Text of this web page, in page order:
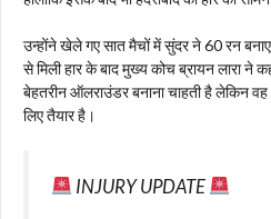
उन्होंने खेले गए सात मैचों में सुंदर ने 60 रन
से मिली हार के बाद मुख्य कोच ब्रायन लारा ने
बेहतरीन ऑलराउंडर बनाना चाहती है लेकिन
लिए तैयार है।
INJURY UPDATE